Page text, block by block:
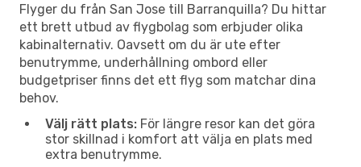
Flyger du från San Jose till Barranquilla? Du hittar
ett brett utbud av flygbolag som erbjuder olika
kabinalternativ. Oavsett om du är ute efter
benutrymme, underhållning ombord eller
budgetpriser finns det ett flyg som matchar dina
behov.
Välj rätt plats: För längre resor kan det göra
stor skillnad i komfort att välja en plats med
extra benutrymme.